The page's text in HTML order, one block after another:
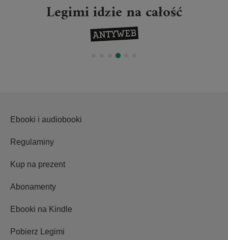
Legimi idzie na całość
Ebooki i audiobooki
Regulaminy
Kup na prezent
Abonamenty
Ebooki na Kindle
Pobierz Legimi